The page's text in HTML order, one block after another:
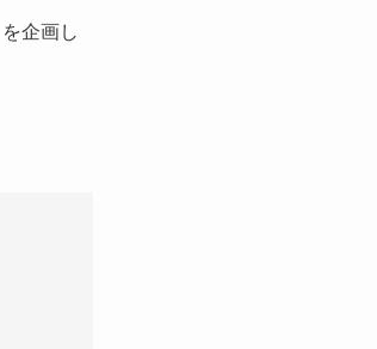
企画し